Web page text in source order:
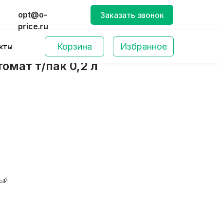
opt@o-
price.ru
Заказать звонок
Корзина Избранное
т/пак 0,2 л